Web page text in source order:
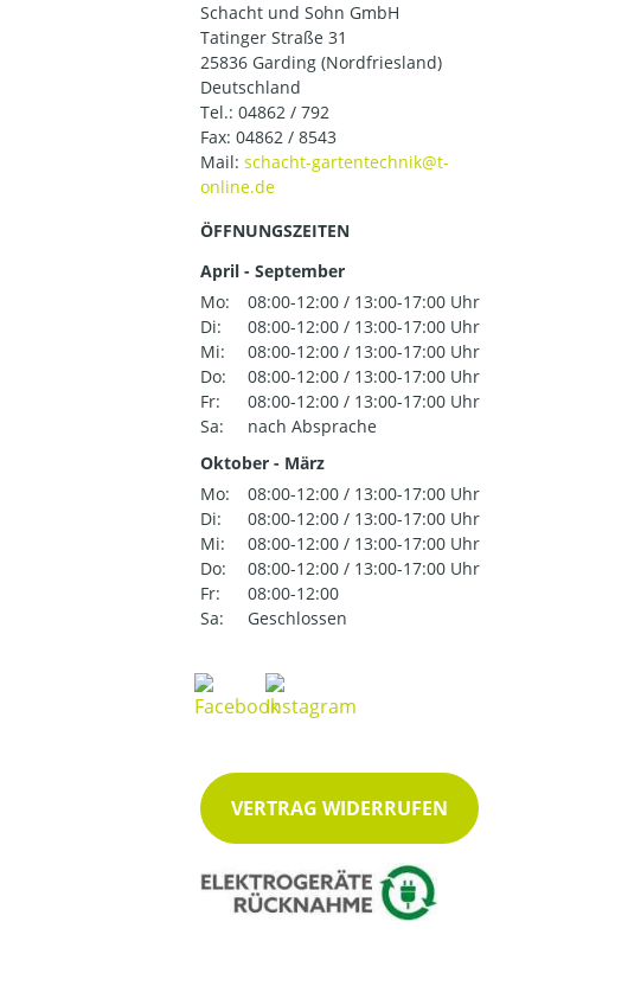
Schacht und Sohn GmbH
Tatinger Straße 31
25836 Garding (Nordfriesland)
Deutschland
Tel.: 04862 / 792
Fax: 04862 / 8543
Mail:
ÖFFNUNGSZEITEN
April - September
Mo:
08:00-12:00 / 13:00-17:00 Uhr
Di:
08:00-12:00 / 13:00-17:00 Uhr
Mi:
08:00-12:00 / 13:00-17:00 Uhr
Do:
08:00-12:00 / 13:00-17:00 Uhr
Fr:
08:00-12:00 / 13:00-17:00 Uhr
Sa:
nach Absprache
Oktober - März
Mo:
08:00-12:00 / 13:00-17:00 Uhr
Di:
08:00-12:00 / 13:00-17:00 Uhr
Mi:
08:00-12:00 / 13:00-17:00 Uhr
Do:
08:00-12:00 / 13:00-17:00 Uhr
Fr:
08:00-12:00
Sa:
Geschlossen
VERTRAG WIDERRUFEN